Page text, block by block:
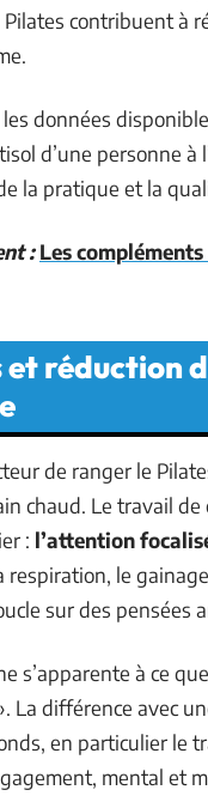
contribuent à
les données
d’une personne
la pratique et la
: Les
réduction
de ranger le
chaud. Le travail
: l’attention
respiration, le
sur des pensées
s’apparente à ce
La différence avec
en particulier le
mental et